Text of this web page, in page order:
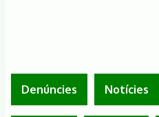
Denúncies Notícies